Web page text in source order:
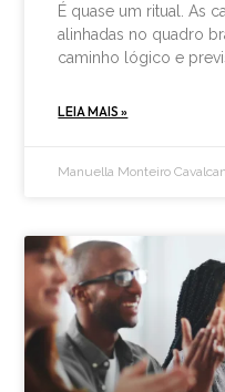
É quase um ritual. As
alinhadas no quadro
caminho lógico e
LEIA MAIS »
Manuella Monteiro